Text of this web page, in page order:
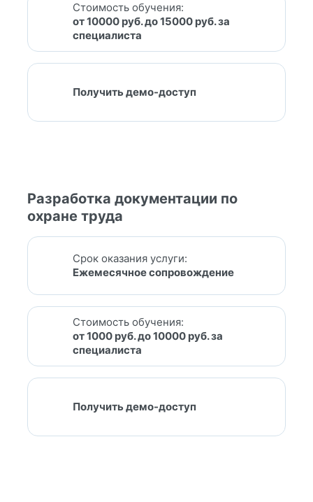
Стоимость обучения:
от 10000 руб. до 15000 руб. за
специалиста
Получить демо-доступ
Разработка документации по
охране труда
Срок оказания услуги:
Ежемесячное сопровождение
Стоимость обучения:
от 1000 руб. до 10000 руб. за
специалиста
Получить демо-доступ